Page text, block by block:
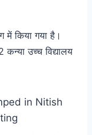
में किया गया है।
उच्च विद्यालय